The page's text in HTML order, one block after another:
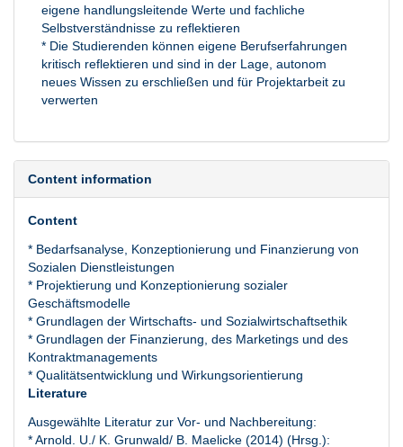
eigene handlungsleitende Werte und fachliche
Selbstverständnisse zu reflektieren
* Die Studierenden können eigene Berufserfahrungen
kritisch reflektieren und sind in der Lage, autonom
neues Wissen zu erschließen und für Projektarbeit zu
verwerten
Content information
Content
* Bedarfsanalyse, Konzeptionierung und Finanzierung von
Sozialen Dienstleistungen
* Projektierung und Konzeptionierung sozialer
Geschäftsmodelle
* Grundlagen der Wirtschafts- und Sozialwirtschaftsethik
* Grundlagen der Finanzierung, des Marketings und des
Kontraktmanagements
* Qualitätsentwicklung und Wirkungsorientierung
Literature
Ausgewählte Literatur zur Vor- und Nachbereitung:
* Arnold. U./ K. Grunwald/ B. Maelicke (2014) (Hrsg.):